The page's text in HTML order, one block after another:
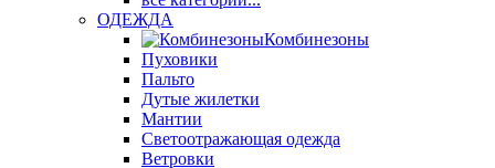
ОДЕЖДА
Комбинезоны
Пуховики
Пальто
Дутые жилетки
Мантии
Светоотражающая одежда
Ветровки